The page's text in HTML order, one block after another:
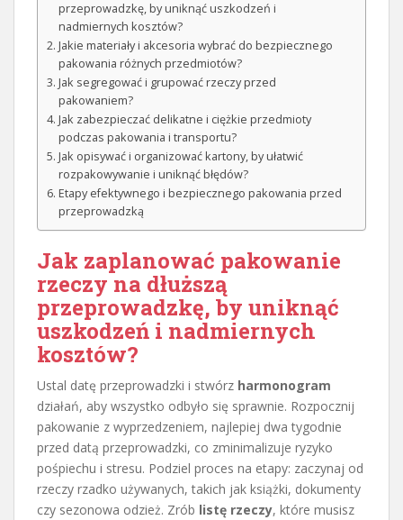
przeprowadzkę, by uniknąć uszkodzeń i
nadmiernych kosztów?
Jakie materiały i akcesoria wybrać do bezpiecznego
pakowania różnych przedmiotów?
Jak segregować i grupować rzeczy przed
pakowaniem?
Jak zabezpieczać delikatne i ciężkie przedmioty
podczas pakowania i transportu?
Jak opisywać i organizować kartony, by ułatwić
rozpakowywanie i uniknąć błędów?
Etapy efektywnego i bezpiecznego pakowania przed
przeprowadzką
Jak zaplanować pakowanie
rzeczy na dłuższą
przeprowadzkę, by uniknąć
uszkodzeń i nadmiernych
kosztów?
Ustal datę przeprowadzki i stwórz harmonogram
działań, aby wszystko odbyło się sprawnie. Rozpocznij
pakowanie z wyprzedzeniem, najlepiej dwa tygodnie
przed datą przeprowadzki, co zminimalizuje ryzyko
pośpiechu i stresu. Podziel proces na etapy: zaczynaj od
rzeczy rzadko używanych, takich jak książki, dokumenty
czy sezonowa odzież. Zrób listę rzeczy, które musisz